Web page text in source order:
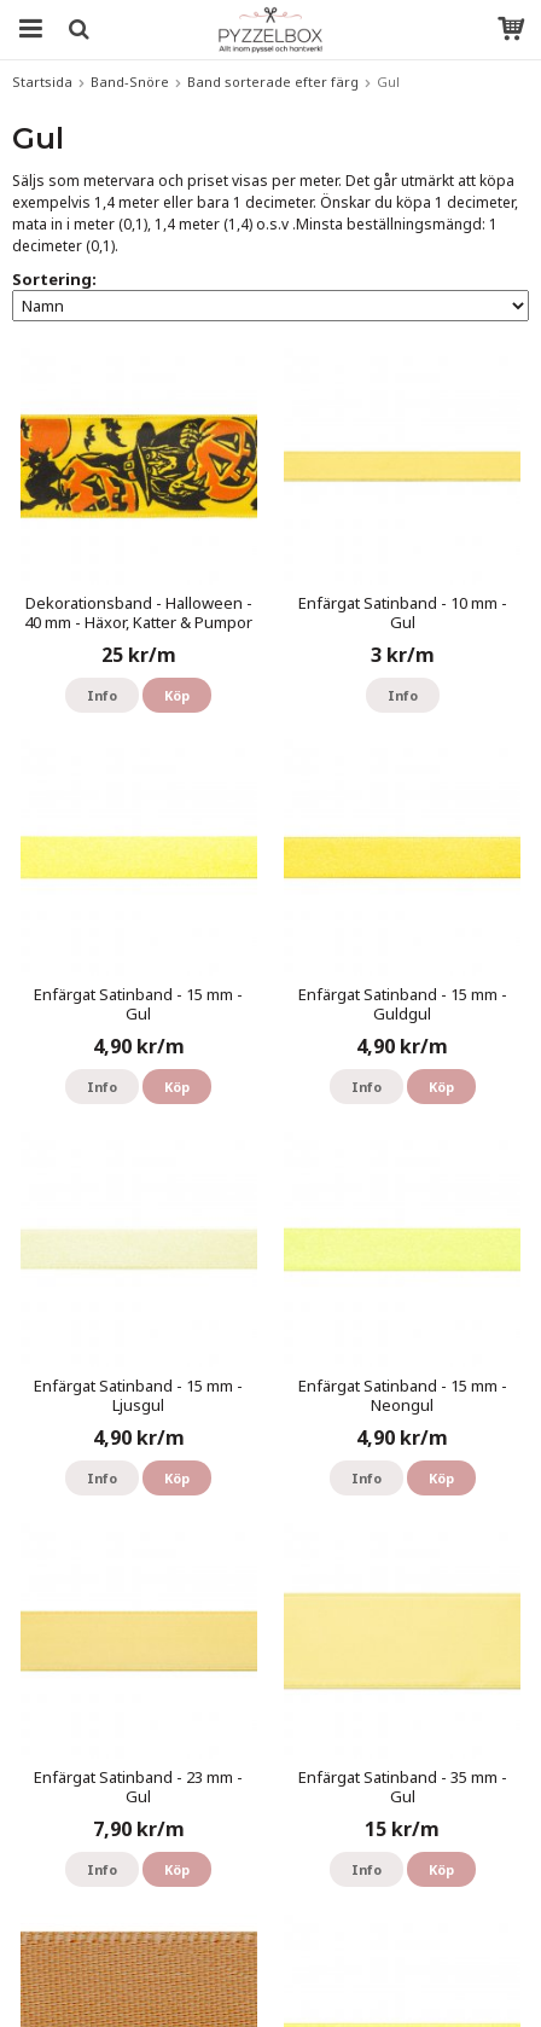
Startsida Band-Snöre Band sorterade efter färg Gul
Gul
Säljs som metervara och priset visas per meter. Det går utmärkt att köpa
exempelvis 1,4 meter eller bara 1 decimeter. Önskar du köpa 1 decimeter,
mata in i meter (0,1), 1,4 meter (1,4) o.s.v .Minsta beställningsmängd: 1
decimeter (0,1).
Sortering:
Dekorationsband - Halloween -
40 mm - Häxor, Katter & Pumpor
25 kr/m
Info Köp
Enfärgat Satinband - 10 mm -
Gul
3 kr/m
Info
Enfärgat Satinband - 15 mm -
Gul
4,90 kr/m
Info Köp
Enfärgat Satinband - 15 mm -
Guldgul
4,90 kr/m
Info Köp
Enfärgat Satinband - 15 mm -
Ljusgul
4,90 kr/m
Info Köp
Enfärgat Satinband - 15 mm -
Neongul
4,90 kr/m
Info Köp
Enfärgat Satinband - 23 mm -
Gul
7,90 kr/m
Info Köp
Enfärgat Satinband - 35 mm -
Gul
15 kr/m
Info Köp